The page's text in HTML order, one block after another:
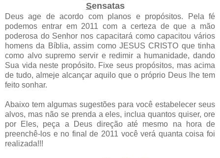
Sensatas
Deus age de acordo com planos e propósitos. Pela fé
podemos entrar em 2011 com a certeza de que a mão
poderosa do Senhor nos capacitará como capacitou vários
homens da Bíblia, assim como JESUS CRISTO que tinha
como alvo supremo servir e redimir a humanidade, dando
Sua vida neste propósito. Fixe seus propósitos, mas acima
de tudo, almeje alcançar aquilo que o próprio Deus lhe tem
feito sonhar.
Abaixo tem algumas sugestões para você estabelecer seus
alvos, mas não se prenda a eles, inclua quantos quiser, ore
por Eles, peça a Deus direção até mesmo na hora de
preenchê-los e no final de 2011 você verá quanta coisa foi
realizada!!!